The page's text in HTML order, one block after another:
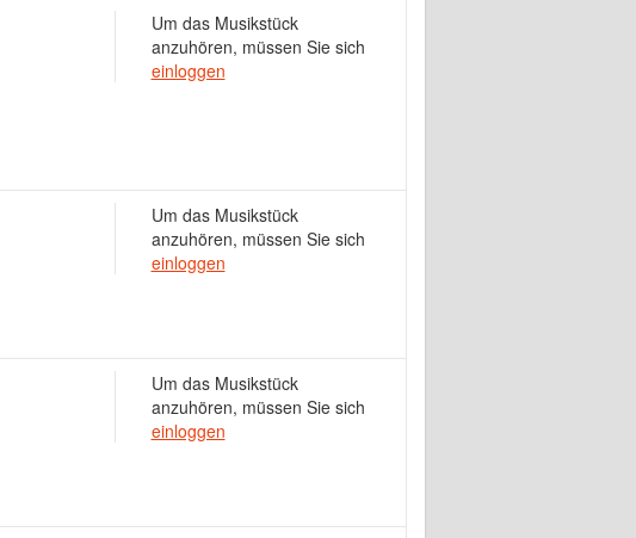
Um das Musikstück
anzuhören, müssen Sie sich
einloggen
Um das Musikstück
anzuhören, müssen Sie sich
einloggen
Um das Musikstück
anzuhören, müssen Sie sich
einloggen